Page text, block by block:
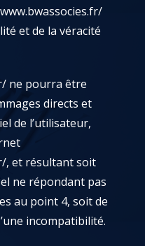
et de la véracité
ne pourra être
directs et
de l’utilisateur,
, et résultant soit
ne répondant pas
au point 4, soit de
incompatibilité.